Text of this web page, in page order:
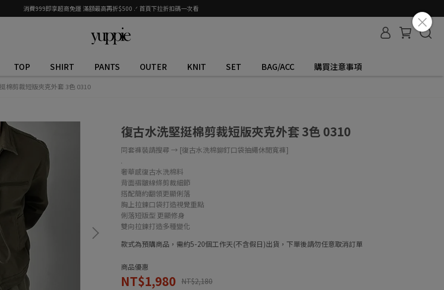
消費999即享超商免運 滿額最高再折$500 .ᐟ 首頁下拉折扣碼一次看
TOP SHIRT PANTS OUTER KNIT SET BAG/ACC 購買注意事項
棉剪裁短版夾克外套 3色 0310
復古水洗堅挺棉剪裁短版夾克外套 3色 0310
同套褲裝請搜尋 → [復古水洗棉鉚釘口袋抽繩休閒寬褲]
.
奢華感復古水洗棉料
背面褶皺線條剪裁細節
搭配簡約翻領更顯俐落
胸上拉鍊口袋打造視覺重點
俐落短版型 更顯修身
雙向拉鍊打造多種變化
款式為預購商品，需約5-20個工作天(不含假日)出貨，下單後請勿任意取消訂單
商品優惠
NT$1,980 NT$2,180